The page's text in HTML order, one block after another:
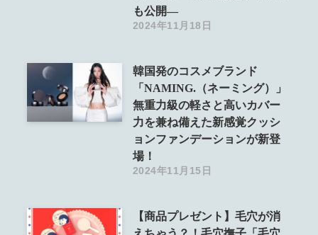
も公開―
2024年11月18日
韓国発のコスメブランド
「NAMING.（ネーミング）」
無重力級の軽さと高いカバー
力を兼ね備えた新感覚クッシ
ョンファンデーションが新登
場！
2024年11月15日
【商品プレゼント】毛穴が消